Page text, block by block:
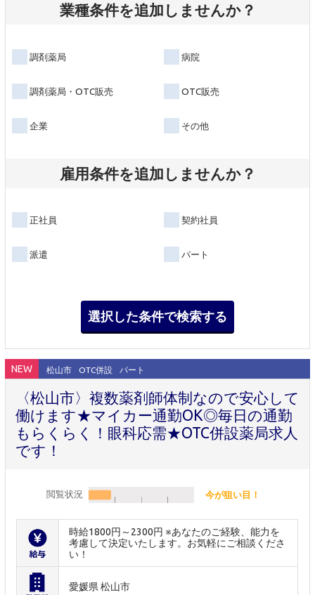
業種条件を追加しませんか？
調剤薬局 病院
調剤薬局・OTC販売 OTC販売
企業 その他
雇用条件を追加しませんか？
正社員 契約社員
派遣 パート
NEW 松山市 OTC併設 パート
〈松山市〉複数薬剤師体制なので安心して
働けます★マイカー通勤OK◎毎日の通勤
もらくらく！眼科応需★OTC併設薬局求人
です！
閲覧状況 今が狙い目！
時給1800円～2300円 ※あなたのご経験、能力を
考慮して決定いたします。お気軽にご相談くださ
い！
愛媛県 松山市